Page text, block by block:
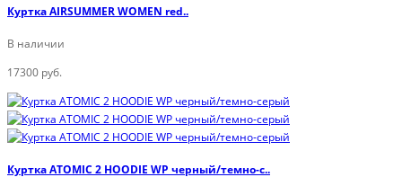
Куртка AIRSUMMER WOMEN red..
В наличии
17300 руб.
Куртка ATOMIC 2 HOODIE WP черный/темно-с..